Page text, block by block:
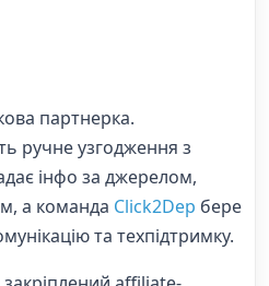
партнерка.
ручне узгодження з
інфо за джерелом,
а команда Click2Dep бере
та техпідтримку.